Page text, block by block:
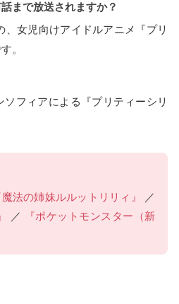
まで放送されますか？
、女児向けアイドルアニメ『プリ
。
フィアによる『プリティーシリ
魔法の姉妹ルルットリリィ』
／
／
『ポケットモンスター（新